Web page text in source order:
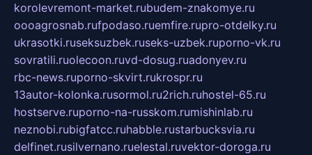
korolevremont-market.rubudem-znakomye.ru
oooagrosnab.rufpodaso.ruemfire.rupro-otdelky.ru
ukrasotki.ruseksuzbek.ruseks-uzbek.ruporno-vk.ru
sovratili.ruolecoon.ruvd-dosug.ruadonyev.ru
rbc-news.ruporno-skvirt.rukrospr.ru
13autor-kolonka.rusormol.ru2rich.ruhostel-65.ru
hostserve.ruporno-na-russkom.rumishinlab.ru
neznobi.rubigfatcc.ruhabble.rustarbucksvia.ru
delfinet.rusilvernano.ruelestal.ruvektor-doroga.ru